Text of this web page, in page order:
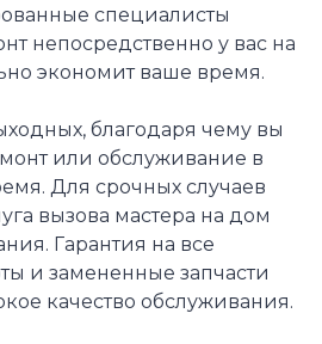
специалисты
непосредственно у вас на
экономит ваше время.
благодаря чему вы
или обслуживание в
Для срочных случаев
вызова мастера на дом
Гарантия на все
и замененные запчасти
качество обслуживания.